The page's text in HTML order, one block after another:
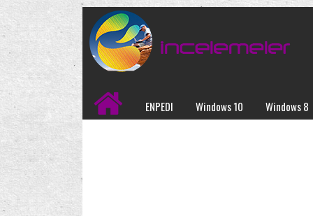
ENPEDI Windows 10 Windows 8